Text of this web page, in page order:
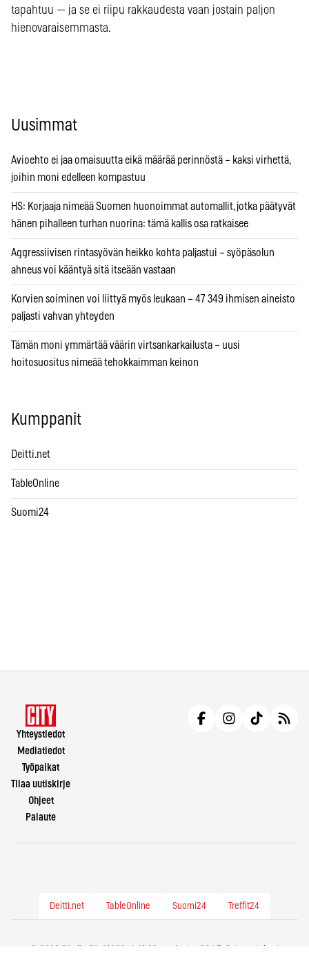
tapahtuu — ja se ei riipu rakkaudesta vaan jostain paljon
hienovaraisemmasta.
Uusimmat
Avioehto ei jaa omaisuutta eikä määrää perinnöstä – kaksi virhettä,
joihin moni edelleen kompastuu
HS: Korjaaja nimeää Suomen huonoimmat automallit, jotka päätyvät
hänen pihalleen turhan nuorina: tämä kallis osa ratkaisee
Aggressiivisen rintasyövän heikko kohta paljastui – syöpäsolun
ahneus voi kääntyä sitä itseään vastaan
Korvien soiminen voi liittyä myös leukaan – 47 349 ihmisen aineisto
paljasti vahvan yhteyden
Tämän moni ymmärtää väärin virtsankarkailusta – uusi
hoitosuositus nimeää tehokkaimman keinon
Kumppanit
Deitti.net
TableOnline
Suomi24
Yhteystiedot
Mediatiedot
Työpaikat
Tilaa uutiskirje
Ohjeet
Palaute
Deitti.net TableOnline Suomi24 Treffit24